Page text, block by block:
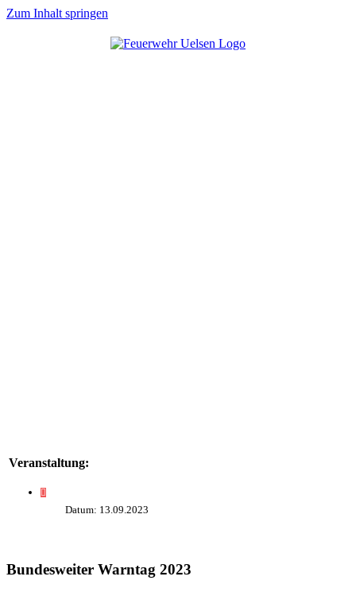
Zum Inhalt springen
Veranstaltung:
Datum: 13.09.2023
Bundesweiter Warntag 2023